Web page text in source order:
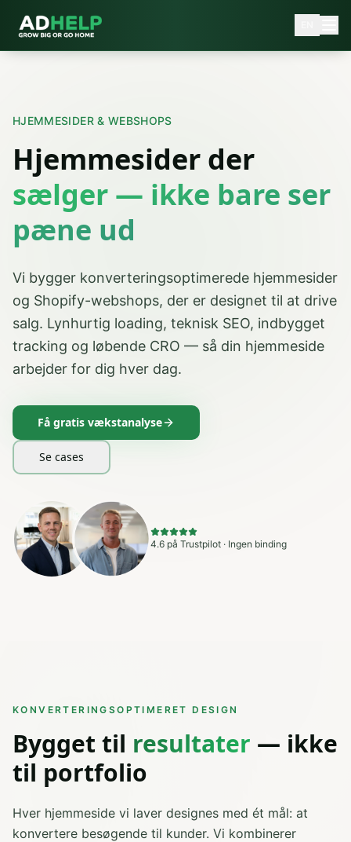
HJEMMESIDER & WEBSHOPS
Hjemmesider der
sælger — ikke bare ser
pæne ud
Vi bygger konverteringsoptimerede hjemmesider
og Shopify-webshops, der er designet til at drive
salg. Lynhurtig loading, teknisk SEO, indbygget
tracking og løbende CRO — så din hjemmeside
arbejder for dig hver dag.
Få gratis vækstanalyse
Se cases
4.6 på Trustpilot · Ingen binding
KONVERTERINGSOPTIMERET DESIGN
Bygget til resultater — ikke
til portfolio
Hver hjemmeside vi laver designes med ét mål: at
konvertere besøgende til kunder. Vi kombinerer